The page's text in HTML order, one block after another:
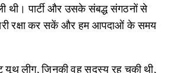
थी। पार्टी और उसके संबद्ध संगठनों से
रक्षा कर सकें और हम आपदाओं के समय
लीग, जिनकी वह सदस्य रह चुकी थी,